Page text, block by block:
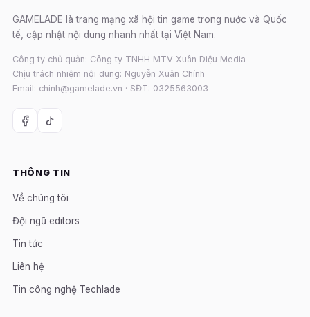
GAMELADE là trang mạng xã hội tin game trong nước và Quốc
tế, cập nhật nội dung nhanh nhất tại Việt Nam.
Công ty chủ quản: Công ty TNHH MTV Xuân Diệu Media
Chịu trách nhiệm nội dung: Nguyễn Xuân Chính
Email: chinh@gamelade.vn · SĐT: 0325563003
THÔNG TIN
Về chúng tôi
Đội ngũ editors
Tin tức
Liên hệ
Tin công nghệ Techlade